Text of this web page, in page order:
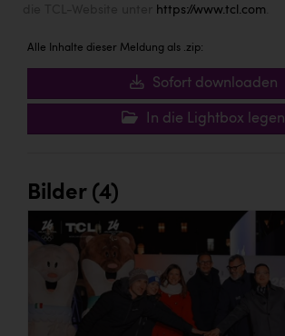
https://www.tcl.com
Alle Inhalte dieser Meldung als .zip:
Sofort downloaden
In die Lightbox legen
Bilder (4)